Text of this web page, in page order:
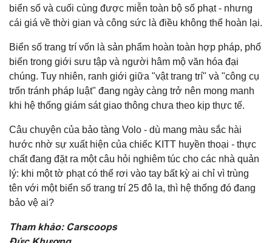
biển số và cuối cùng được miễn toàn bộ số phạt - nhưng
cái giá về thời gian và công sức là điều không thể hoàn lại.
Biển số trang trí vốn là sản phẩm hoàn toàn hợp pháp, phổ
biến trong giới sưu tập và người hâm mộ văn hóa đại
chúng. Tuy nhiên, ranh giới giữa "vật trang trí" và "công cụ
trốn tránh pháp luật" đang ngày càng trở nên mong manh
khi hệ thống giám sát giao thông chưa theo kịp thực tế.
Câu chuyện của bảo tàng Volo - dù mang màu sắc hài
hước nhờ sự xuất hiện của chiếc KITT huyền thoại - thực
chất đang đặt ra một câu hỏi nghiêm túc cho các nhà quản
lý: khi một tờ phạt có thể rơi vào tay bất kỳ ai chỉ vì trùng
tên với một biển số trang trí 25 đô la, thì hệ thống đó đang
bảo vệ ai?
Tham khảo: Carscoops